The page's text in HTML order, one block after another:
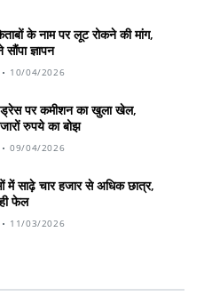
के नाम पर लूट रोकने की मांग,
ज्ञापन
10/04/2026
ड्रेस पर कमीशन का खुला खेल,
रुपये का बोझ
09/04/2026
में साढ़े चार हजार से अधिक छात्र,
फेल
11/03/2026